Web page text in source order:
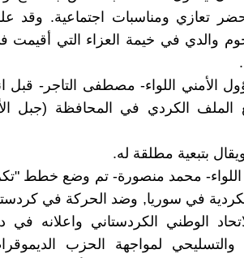
تعازي ومناسبات اجتماعية.
والدي في خيمة العزاء التي أقيمت
الأمني اللواء- مصطفى التاجر- قبل
الكردي في المحافظة (جبل
بتبعية مطلقة له.
محمد منصورة- تم وضع خطط
في سوريا, وضد الحركة في
الوطني الكردستاني واعلانه
والتسليحي لمواجهة الحزب